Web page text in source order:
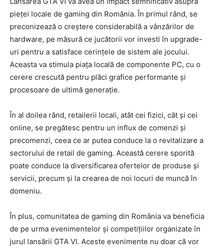
pieței locale de gaming din România. În primul rând, se
preconizează o creștere considerabilă a vânzărilor de
hardware, pe măsură ce jucătorii vor investi în upgrade-
uri pentru a satisface cerințele de sistem ale jocului.
Aceasta va stimula piața locală de componente PC, cu o
cerere crescută pentru plăci grafice performante și
procesoare de ultimă generație.
În al doilea rând, retailerii locali, atât cei fizici, cât și cei
online, se pregătesc pentru un influx de comenzi și
precomenzi, ceea ce ar putea conduce la o revitalizare a
sectorului de retail de gaming. Această cerere sporită
poate conduce la diversificarea ofertelor de produse și
servicii, precum și la crearea de noi locuri de muncă în
domeniu.
În plus, comunitatea de gaming din România va beneficia
de pe urma evenimentelor și competițiilor organizate în
jurul lansării GTA VI. Aceste evenimente nu doar că vor